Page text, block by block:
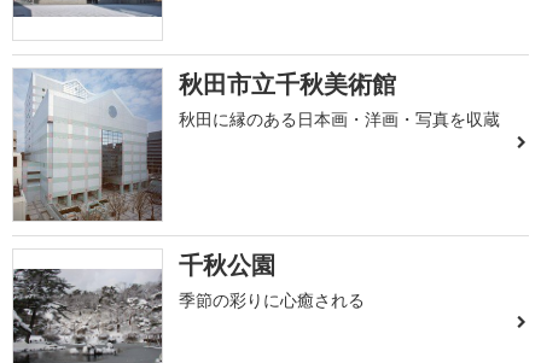
秋田市立千秋美術館
秋田に縁のある日本画・洋画・写真を収蔵
千秋公園
季節の彩りに心癒される